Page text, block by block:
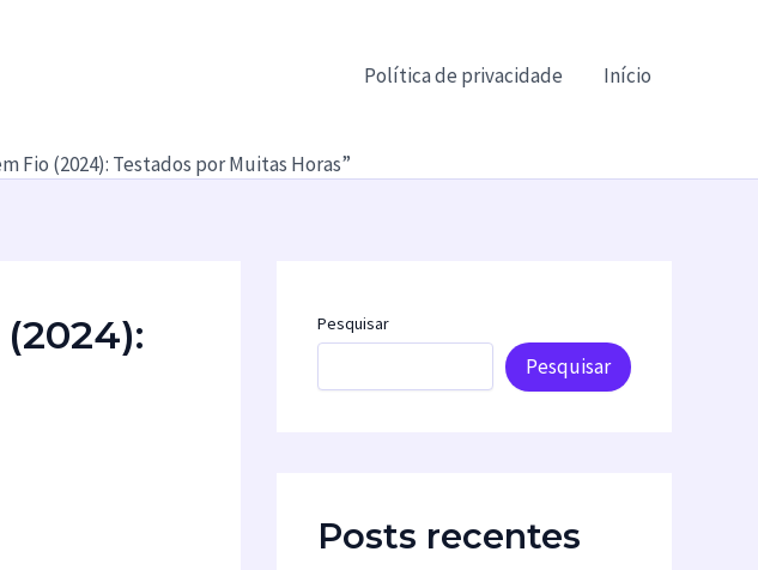
Política de privacidade Início
Fio (2024): Testados por Muitas Horas”
Pesquisar
Pesquisar
Posts recentes